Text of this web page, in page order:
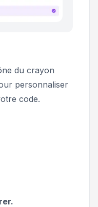
du crayon
personnaliser
code.